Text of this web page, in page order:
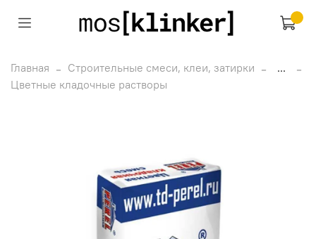
Главная Строительные смеси, клеи, затирки
...
Цветные кладочные растворы